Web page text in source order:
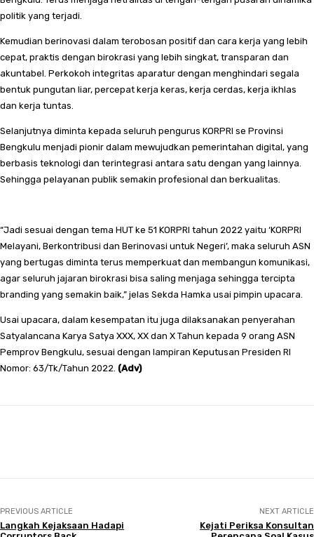
politik yang terjadi.
Kemudian berinovasi dalam terobosan positif dan cara kerja yang lebih
cepat, praktis dengan birokrasi yang lebih singkat, transparan dan
akuntabel. Perkokoh integritas aparatur dengan menghindari segala
bentuk pungutan liar, percepat kerja keras, kerja cerdas, kerja ikhlas
dan kerja tuntas.
Selanjutnya diminta kepada seluruh pengurus KORPRI se Provinsi
Bengkulu menjadi pionir dalam mewujudkan pemerintahan digital, yang
berbasis teknologi dan terintegrasi antara satu dengan yang lainnya.
Sehingga pelayanan publik semakin profesional dan berkualitas.
“Jadi sesuai dengan tema HUT ke 51 KORPRI tahun 2022 yaitu ‘KORPRI
Melayani, Berkontribusi dan Berinovasi untuk Negeri’, maka seluruh ASN
yang bertugas diminta terus memperkuat dan membangun komunikasi,
agar seluruh jajaran birokrasi bisa saling menjaga sehingga tercipta
branding yang semakin baik,” jelas Sekda Hamka usai pimpin upacara.
Usai upacara, dalam kesempatan itu juga dilaksanakan penyerahan
Satyalancana Karya Satya XXX, XX dan X Tahun kepada 9 orang ASN
Pemprov Bengkulu, sesuai dengan lampiran Keputusan Presiden RI
Nomor: 63/Tk/Tahun 2022. (Adv)
PREVIOUS ARTICLE
Langkah Kejaksaan Hadapi
NEXT ARTICLE
Kejati Periksa Konsultan